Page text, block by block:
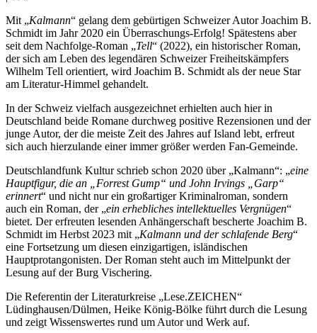
Mit „Kalmann“ gelang dem gebürtigen Schweizer Autor Joachim B.
Schmidt im Jahr 2020 ein Überraschungs-Erfolg! Spätestens aber
seit dem Nachfolge-Roman „Tell“ (2022), ein historischer Roman,
der sich am Leben des legendären Schweizer Freiheitskämpfers
Wilhelm Tell orientiert, wird Joachim B. Schmidt als der neue Star
am Literatur-Himmel gehandelt.
In der Schweiz vielfach ausgezeichnet erhielten auch hier in
Deutschland beide Romane durchweg positive Rezensionen und der
junge Autor, der die meiste Zeit des Jahres auf Island lebt, erfreut
sich auch hierzulande einer immer größer werden Fan-Gemeinde.
Deutschlandfunk Kultur schrieb schon 2020 über „Kalmann“: „eine
Hauptfigur, die an „Forrest Gump“ und John Irvings „Garp“
erinnert“ und nicht nur ein großartiger Kriminalroman, sondern
auch ein Roman, der „ein erhebliches intellektuelles Vergnügen“
bietet. Der erfreuten lesenden Anhängerschaft bescherte Joachim B.
Schmidt im Herbst 2023 mit „Kalmann und der schlafende Berg“
eine Fortsetzung um diesen einzigartigen, isländischen
Hauptprotangonisten. Der Roman steht auch im Mittelpunkt der
Lesung auf der Burg Vischering.
Die Referentin der Literaturkreise „Lese.ZEICHEN“
Lüdinghausen/Dülmen, Heike König-Bölke führt durch die Lesung
und zeigt Wissenswertes rund um Autor und Werk auf.